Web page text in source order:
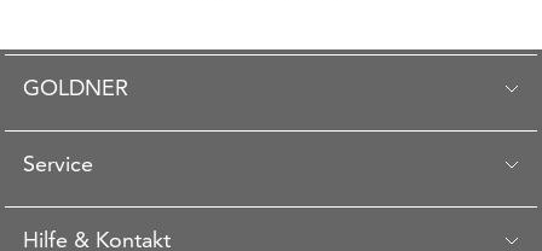
GOLDNER
Service
Hilfe & Kontakt